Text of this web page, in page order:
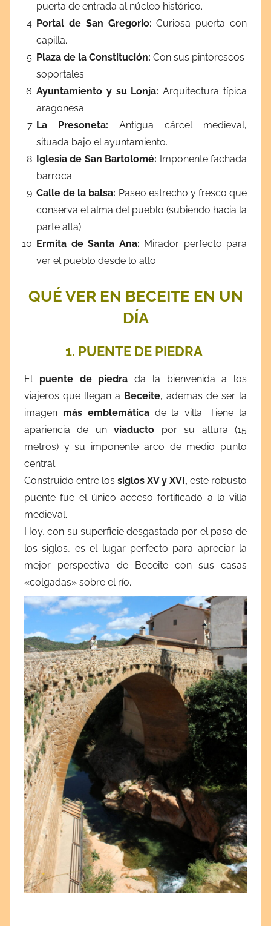
puerta de entrada al núcleo histórico.
Portal de San Gregorio: Curiosa puerta con
capilla.
Plaza de la Constitución: Con sus pintorescos
soportales.
Ayuntamiento y su Lonja: Arquitectura típica
aragonesa.
La Presoneta: Antigua cárcel medieval,
situada bajo el ayuntamiento.
Iglesia de San Bartolomé: Imponente fachada
barroca.
Calle de la balsa: Paseo estrecho y fresco que
conserva el alma del pueblo (subiendo hacia la
parte alta).
Ermita de Santa Ana: Mirador perfecto para
ver el pueblo desde lo alto.
QUÉ VER EN BECEITE EN UN
DÍA
1. PUENTE DE PIEDRA
El puente de piedra da la bienvenida a los
viajeros que llegan a Beceite, además de ser la
imagen más emblemática de la villa. Tiene la
apariencia de unviaducto por su altura (15
metros) y su imponente arco de medio punto
central.
Construido entre los siglos XV y XVI, este robusto
puente fue el único acceso fortificado a la villa
medieval.
Hoy, con su superficie desgastada por el paso de
los siglos, es el lugar perfecto para apreciar la
mejor perspectiva de Beceite con sus casas
«colgadas» sobre el río.